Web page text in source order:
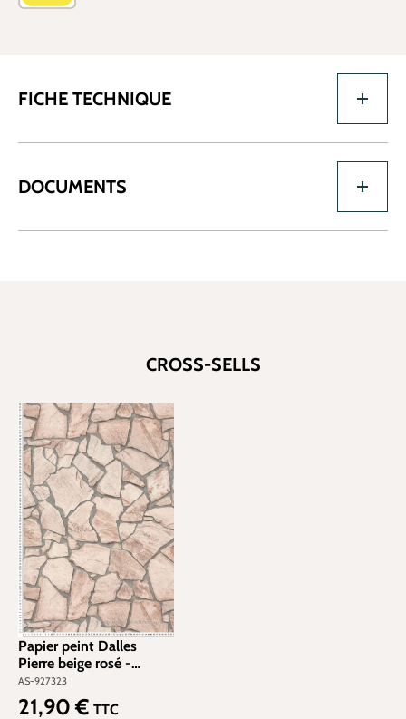
FICHE TECHNIQUE
DOCUMENTS
CROSS-SELLS
Papier peint Dalles
Pierre beige rosé -
Elements 2 d'A.S.
Création | Réf. AS-
927323
AS-927323
Prix régulier :
21,90 € TTC